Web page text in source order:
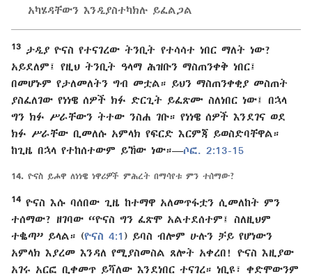
አካሄዳቸውን እንዲያስተካክሉ ይፈልጋል
13
ታዲያ ዮናስ የተናገረው ትንቢት የተሳሳተ ነበር ማለት ነው?
አይደለም፤ የዚህ ትንቢት ዓላማ ሕዝቡን ማስጠንቀቅ ነበር፤
በመሆኑም የታለመለትን ግብ መቷል። ይህን ማስጠንቀቂያ መስጠት
ያስፈለገው የነነዌ ሰዎች ክፉ ድርጊት ይፈጽሙ ስለነበር ነው፤ በኋላ
ግን ክፉ ሥራቸውን ትተው ንስሐ ገቡ። የነነዌ ሰዎች እንደገና ወደ
ክፉ ሥራቸው ቢመለሱ አምላክ የፍርድ እርምጃ ይወስድባቸዋል።
ከጊዜ በኋላ የተከሰተውም ይኸው ነው።—ሶፎ. 2:13-15
14. ዮናስ ይሖዋ ለነነዌ ነዋሪዎች ምሕረት በማሳየቱ ምን ተሰማው?
14 ዮናስ እሱ ባሰበው ጊዜ ከተማዋ አለመጥፋቷን ሲመለከት ምን
ተሰማው? ዘገባው “ዮናስ ግን ፈጽሞ አልተደሰተም፤ ስለዚህም
ተቈጣ” ይላል። (ዮናስ 4:1 ) ይባስ ብሎም ሁሉን ቻይ የሆነውን
አምላክ እያረመ እንዳለ የሚያስመስል ጸሎት አቀረበ! ዮናስ እዚያው
አገሩ አርፎ ቢቀመጥ ይሻለው እንደነበር ተናገረ። ነቢዩ፣ ቀድሞውንም